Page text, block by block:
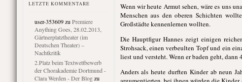
LETZTE KOMMENTARE
user-353609zu Premiere
Anything Goes, 28.02.2013,
Gärtnerplatztheater (im
Deutschen Theater) –
Nachtkritik
2.Platz beim Textwettbewerb
der Chorakademie Dortmund -
Clara Werden - Der Blogzu
Wenn wir heute Armut sehen, wäre es uns
Menschen aus den oberen Schichten
Großstädte kennenlernen wollten.
Die Hauptfigur Hannes zeigt einigen
Strohsack, einen verbeulten Topf und ein
liest und versteht. Wenn er baden geht, dann
Anders als heute durften Kinder ab neun